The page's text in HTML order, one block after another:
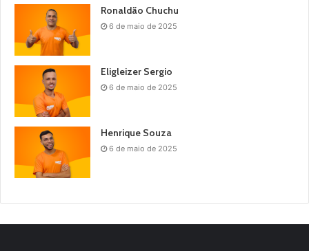
Ronaldão Chuchu
6 de maio de 2025
Eligleizer Sergio
6 de maio de 2025
Henrique Souza
6 de maio de 2025